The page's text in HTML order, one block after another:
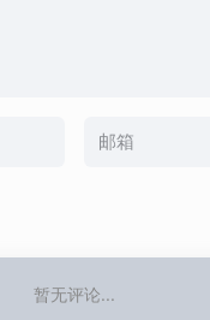
暂无评论...